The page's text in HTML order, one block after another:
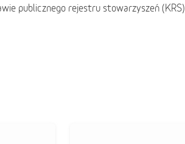
publicznego rejestru stowarzyszeń (KRS)